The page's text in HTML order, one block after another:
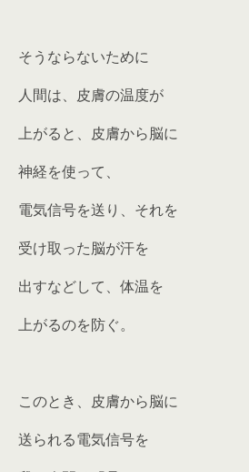
そうならないために
人間は、皮膚の温度が
上がると、皮膚から脳に
神経を使って、
電気信号を送り、それを
受け取った脳が汗を
出すなどして、体温を
上がるのを防ぐ。
このとき、皮膚から脳に
送られる電気信号を